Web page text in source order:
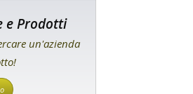
e Prodotti
un'azienda